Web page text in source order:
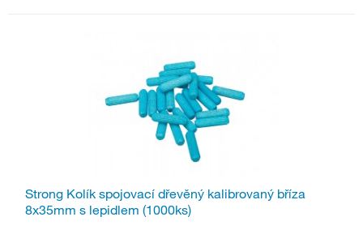
Strong Kolík spojovací dřevěný kalibrovaný bříza
8x35mm s lepidlem (1000ks)